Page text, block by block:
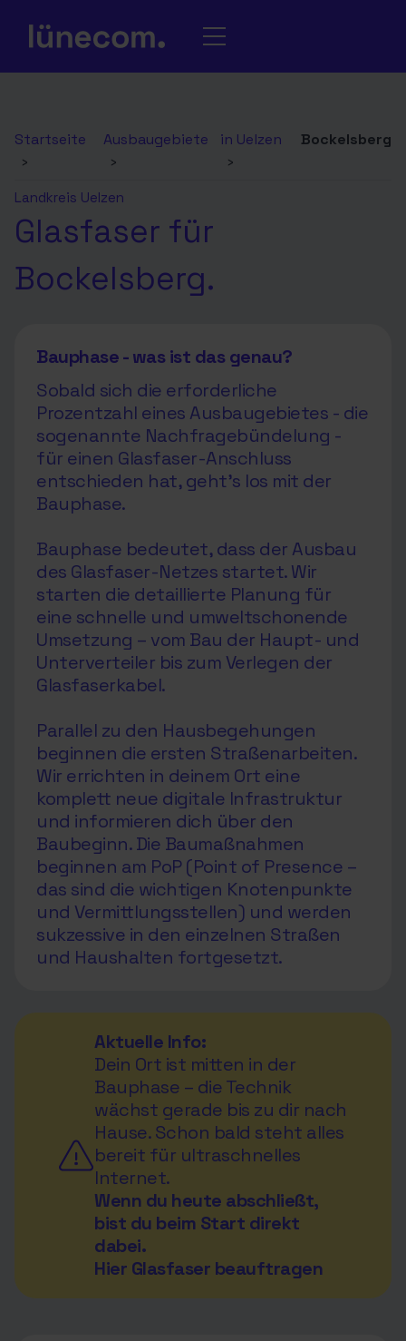
Startseite
›
Ausbaugebiete
›
in Uelzen
›
Bockelsberg
Landkreis Uelzen
Glasfaser für
Bockelsberg.
Bauphase - was ist das genau?
Sobald sich die erforderliche
Prozentzahl eines Ausbaugebietes - die
sogenannte Nachfragebündelung -
für einen Glasfaser-Anschluss
entschieden hat, geht’s los mit der
Bauphase.
Bauphase bedeutet, dass der Ausbau
des Glasfaser-Netzes startet. Wir
starten die detaillierte Planung für
eine schnelle und umweltschonende
Umsetzung – vom Bau der Haupt- und
Unterverteiler bis zum Verlegen der
Glasfaserkabel.
Parallel zu den Hausbegehungen
beginnen die ersten Straßenarbeiten.
Wir errichten in deinem Ort eine
komplett neue digitale Infrastruktur
und informieren dich über den
Baubeginn. Die Baumaßnahmen
beginnen am PoP (Point of Presence –
das sind die wichtigen Knotenpunkte
und Vermittlungsstellen) und werden
sukzessive in den einzelnen Straßen
und Haushalten fortgesetzt.
Aktuelle Info:
Dein Ort ist mitten in der
Bauphase – die Technik
wächst gerade bis zu dir nach
Hause. Schon bald steht alles
bereit für ultraschnelles
Internet.
Wenn du heute abschließt,
bist du beim Start direkt
dabei.
Hier Glasfaser beauftragen